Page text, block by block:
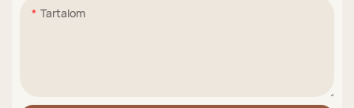
Tartalom